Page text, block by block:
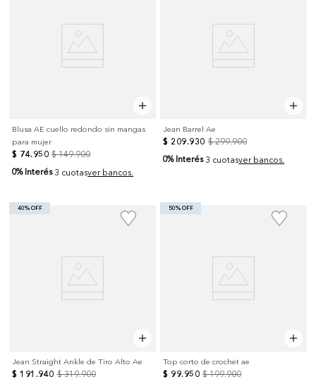
Blusa AE cuello redondo sin mangas
para mujer
$ 74. 950 $ 149.900
0% Interés 3 cuotasver bancos.
Jean Barrel Ae
$ 209.930 $ 299.900
0% Interés 3 cuotasver bancos.
40% OFF
Jean Straight Ankle de Tiro Alto Ae
$ 191 .940 $ 319.900
50% OFF
Top corto de crochet ae
$ 99. 950 $ 199.900